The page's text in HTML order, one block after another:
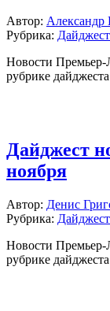
Автор: Александр
Рубрика:
Новости Премьер-
рубрике
Дайджест
ноября
Автор: Денис
Рубрика:
Новости Премьер-
рубрике